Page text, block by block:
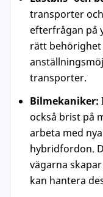
transporter
efterfrågan på
rätt behörighet
transporter.
Bilmekaniker:
också brist på
arbeta med
hybridfordon.
vägarna
kan hantera